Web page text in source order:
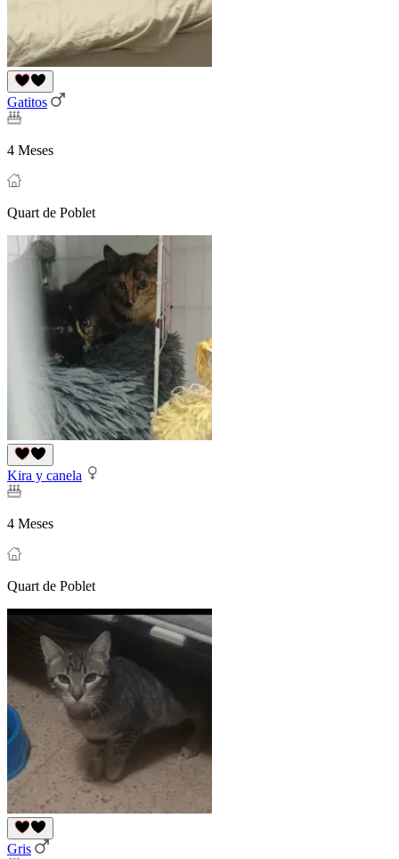
Gatitos
4 Meses
Quart de Poblet
Kira y canela
4 Meses
Quart de Poblet
Gris